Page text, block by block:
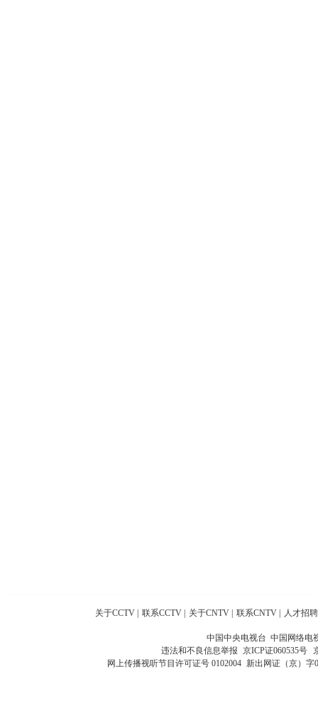
关于CCTV 联系CCTV 关于CNTV 联系CNTV 人才招聘
中国中央电视台 中国网络电
违法和不良信息举报 京ICP证060535号
网上传播视听节目许可证号 0102004 新出网证（京）